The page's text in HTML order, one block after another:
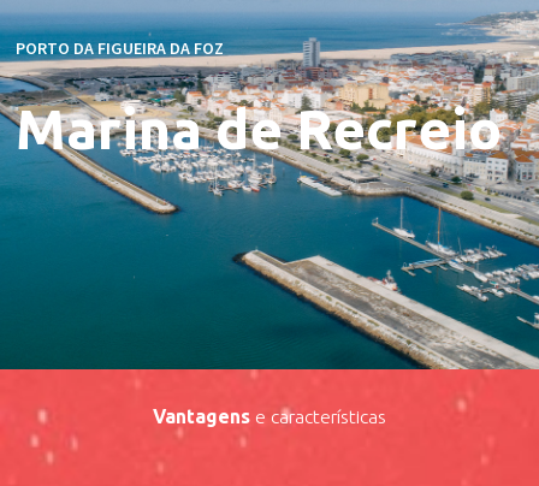
PORTO DA FIGUEIRA DA FOZ
Marina de Recreio
Vantagens e características